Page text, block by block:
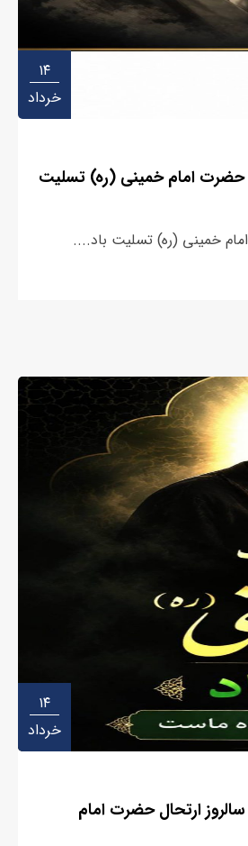
۱۴
خرداد
حضرت امام خمینی (ره) تسلیت
خمینی (ره) تسلیت باد....
۱۴
خرداد
ارتحال حضرت امام